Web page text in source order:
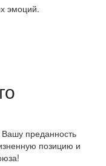
эмоций.
преданность
позицию и